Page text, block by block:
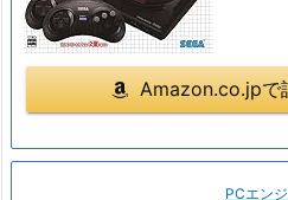
Amazon.co.jpで
PCエン